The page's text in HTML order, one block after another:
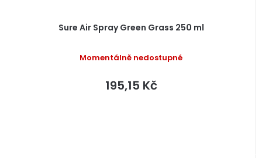
Sure Air Spray Green Grass 250 ml
Momentálně nedostupné
195,15 Kč